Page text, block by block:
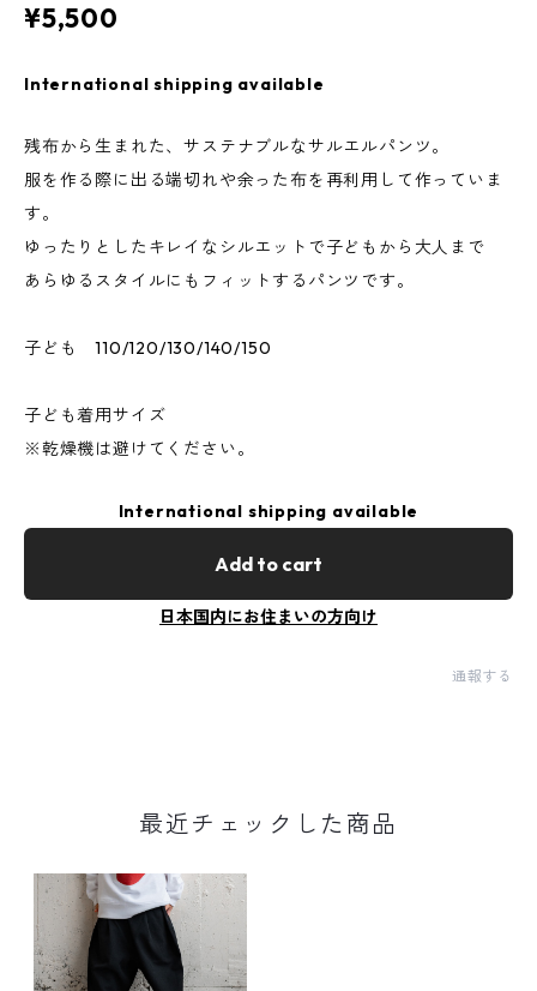
¥5,500
International shipping available
残布から生まれた、サステナブルなサルエルパンツ。
服を作る際に出る端切れや余った布を再利用して作っていま
す。
ゆったりとしたキレイなシルエットで子どもから大人まで
あらゆるスタイルにもフィットするパンツです。
子ども 110/120/130/140/150
子ども着用サイズ
※乾燥機は避けてください。
International shipping available
Add to cart
日本国内にお住まいの方向け
通報する
最近チェックした商品